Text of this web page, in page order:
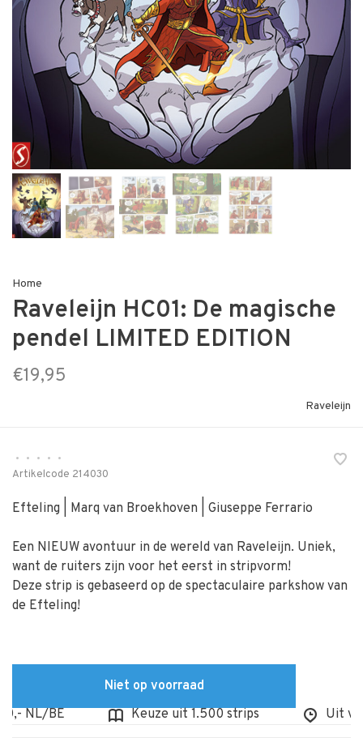
Home
Raveleijn HC01: De magische
pendel LIMITED EDITION
€19,95
Raveleijn
• • • •
•
Artikelcode 214030
Efteling | Marq van Broekhoven | Giuseppe Ferrario
Een NIEUW avontuur in de wereld van Raveleijn. Uniek,
want de ruiters zijn voor het eerst in stripvorm!
Deze strip is gebaseerd op de spectaculaire parkshow van
de Efteling!
Niet op voorraad
NL/BE
Keuze uit 1.500 strips Uit